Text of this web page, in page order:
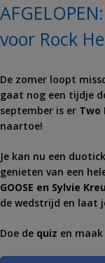
voor Rock
De zomer loopt
gaat nog een tijdje
september is er Two
naartoe!
Je kan nu een
genieten van een
GOOSE en Sylvie
de wedstrijd en laat
Doe de quiz en